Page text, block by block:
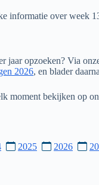
informatie over week
jaar opzoeken? Via
2026, en blader
moment bekijken op
2025 2026